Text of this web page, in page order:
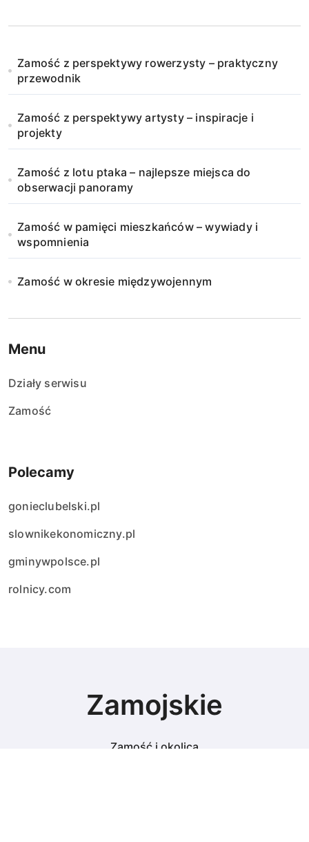
Zamość z perspektywy rowerzysty – praktyczny
przewodnik
Zamość z perspektywy artysty – inspiracje i
projekty
Zamość z lotu ptaka – najlepsze miejsca do
obserwacji panoramy
Zamość w pamięci mieszkańców – wywiady i
wspomnienia
Zamość w okresie międzywojennym
Menu
Działy serwisu
Zamość
Polecamy
gonieclubelski.pl
slownikekonomiczny.pl
gminywpolsce.pl
rolnicy.com
Zamojskie
Zamość i okolica